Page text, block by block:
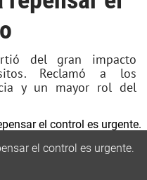
del gran impacto
Reclamó a los
y un mayor rol del
el control es urgente.